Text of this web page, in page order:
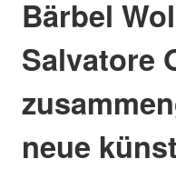
Bärbel
Salvatore
neue